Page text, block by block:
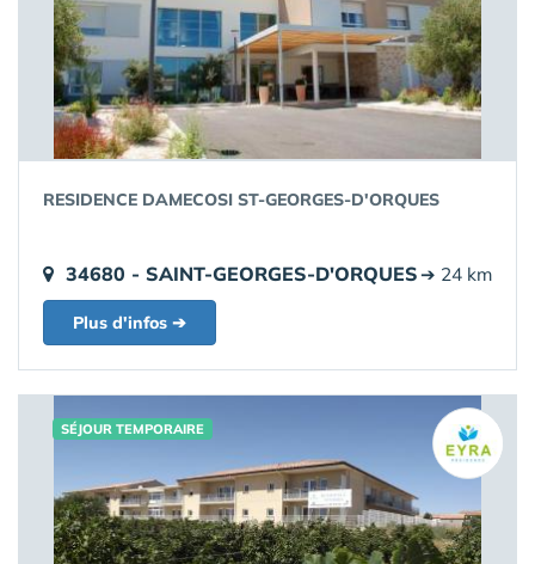
RESIDENCE DAMECOSI ST-GEORGES-D'ORQUES
34680 - SAINT-GEORGES-D'ORQUES➔ 24 km
Plus d'infos ➔
SÉJOUR TEMPORAIRE